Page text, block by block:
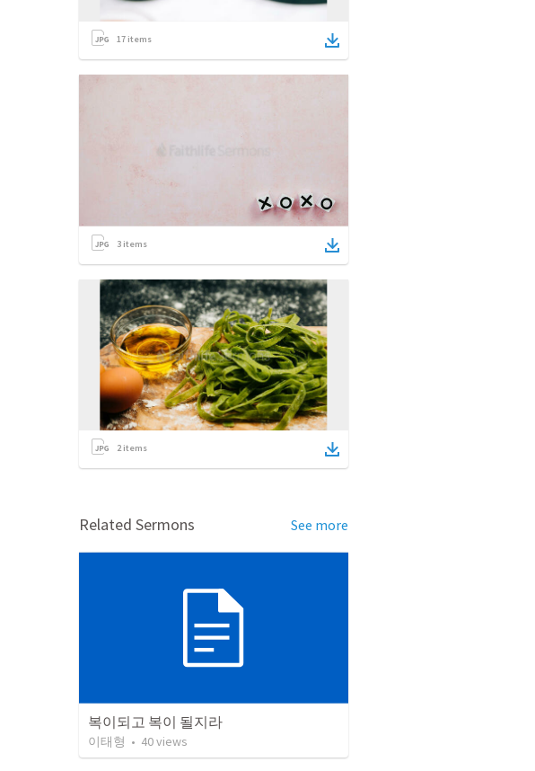
17 items
3 items
2items
Related Sermons See more
복이되고 복이 될지라
이태형 • 40views